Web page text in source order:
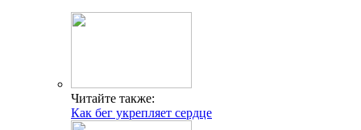
Читайте также:
Как бег укрепляет сердце